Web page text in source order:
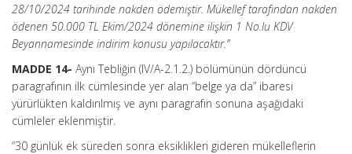
28/10/2024 tarihinde nakden ödemiştir. Mükellef tarafından nakden
ödenen 50.000 TL Ekim/2024 dönemine ilişkin 1 No.lu KDV
Beyannamesinde indirim konusu yapılacaktır.”
MADDE 14- Aynı Tebliğin (IV/A-2.1.2.) bölümünün dördüncü
paragrafının ilk cümlesinde yer alan “belge ya da” ibaresi
yürürlükten kaldırılmış ve aynı paragrafın sonuna aşağıdaki
cümleler eklenmiştir.
“30 günlük ek süreden sonra eksiklikleri gideren mükelleflerin